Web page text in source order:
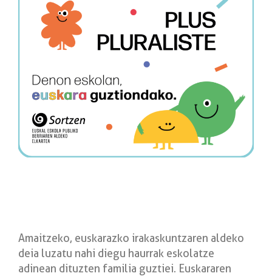
Amaitzeko, euskarazko irakaskuntzaren aldeko
deia luzatu nahi diegu haurrak eskolatze
adinean dituzten familia guztiei. Euskararen